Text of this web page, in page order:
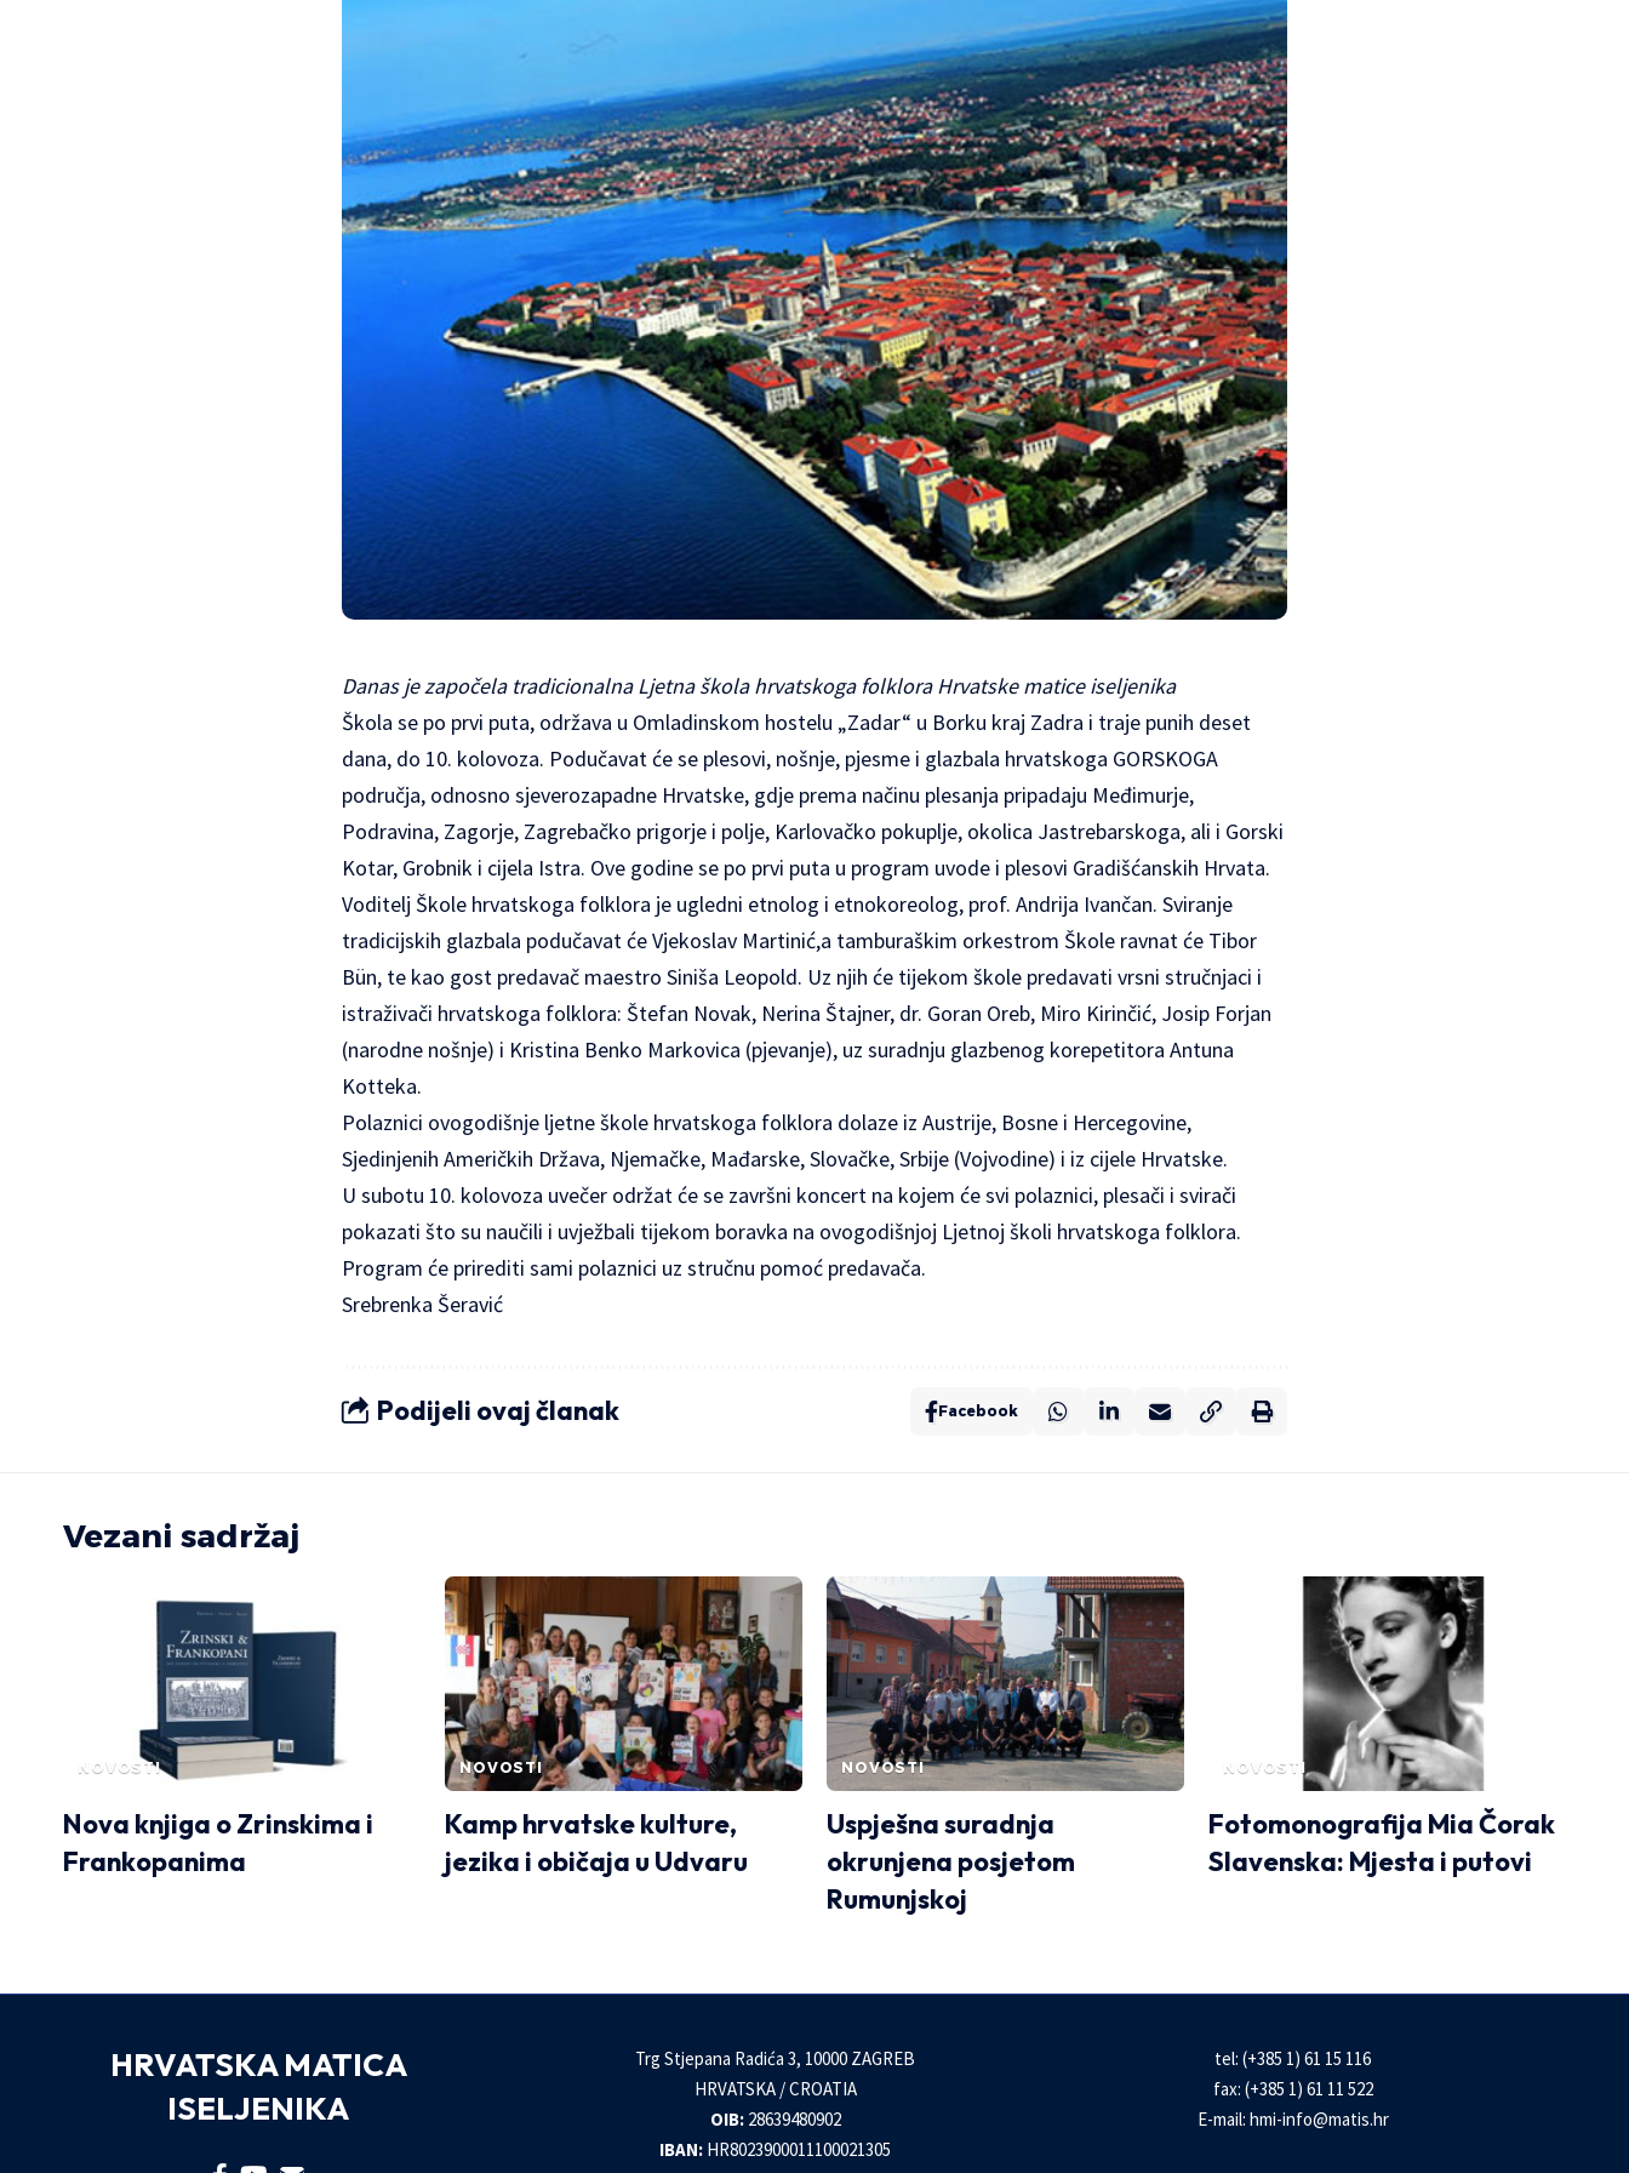
Danas je započela tradicionalna Ljetna škola hrvatskoga folklora Hrvatske matice iseljenika
Škola se po prvi puta, održava u Omladinskom hostelu „Zadar“ u Borku kraj Zadra i traje punih deset
dana, do 10. kolovoza. Podučavat će se plesovi, nošnje, pjesme i glazbala hrvatskoga GORSKOGA
područja, odnosno sjeverozapadne Hrvatske, gdje prema načinu plesanja pripadaju Međimurje,
Podravina, Zagorje, Zagrebačko prigorje i polje, Karlovačko pokuplje, okolica Jastrebarskoga, ali i Gorski
Kotar, Grobnik i cijela Istra. Ove godine se po prvi puta u program uvode i plesovi Gradišćanskih Hrvata.
Voditelj Škole hrvatskoga folklora je ugledni etnolog i etnokoreolog, prof. Andrija Ivančan. Sviranje
tradicijskih glazbala podučavat će Vjekoslav Martinić,a tamburaškim orkestrom Škole ravnat će Tibor
Bün, te kao gost predavač maestro Siniša Leopold. Uz njih će tijekom škole predavati vrsni stručnjaci i
istraživači hrvatskoga folklora: Štefan Novak, Nerina Štajner, dr. Goran Oreb, Miro Kirinčić, Josip Forjan
(narodne nošnje) i Kristina Benko Markovica (pjevanje), uz suradnju glazbenog korepetitora Antuna
Kotteka.
Polaznici ovogodišnje ljetne škole hrvatskoga folklora dolaze iz Austrije, Bosne i Hercegovine,
Sjedinjenih Američkih Država, Njemačke, Mađarske, Slovačke, Srbije (Vojvodine) i iz cijele Hrvatske.
U subotu 10. kolovoza uvečer održat će se završni koncert na kojem će svi polaznici, plesači i svirači
pokazati što su naučili i uvježbali tijekom boravka na ovogodišnjoj Ljetnoj školi hrvatskoga folklora.
Program će prirediti sami polaznici uz stručnu pomoć predavača.
Srebrenka Šeravić
Podijeli ovaj članak Facebook
Vezani sadržaj
NOVOSTI
Nova knjiga o Zrinskima i
Frankopanima
NOVOSTI
Kamp hrvatske kulture,
jezika i običaja u Udvaru
NOVOSTI
Uspješna suradnja
okrunjena posjetom
Rumunjskoj
NOVOSTI
Fotomonografija Mia Čorak
Slavenska: Mjesta i putovi
HRVATSKA MATICA
ISELJENIKA
Trg Stjepana Radića 3, 10000 ZAGREB
HRVATSKA / CROATIA
OIB:28639480902
IBAN: HR8023900011100021305
tel: (+385 1) 61 15 116
fax: (+385 1) 61 11 522
E-mail: hmi-info@matis.hr